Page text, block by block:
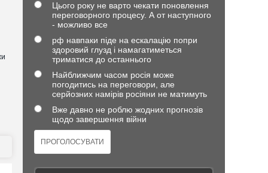
Цього року не варто чекати поновлення
переговорного процесу. А от наступного
- можливо все
рф навпаки піде на ескалацію попри
здоровий глузд і намагатиметься
триматися до останнього
Найближчим часом росія може
погодитись на переговори, але
серйозних намірів росіяни не матимуть
Вже давно не роблю жодних прогнозів
щодо завершення війни